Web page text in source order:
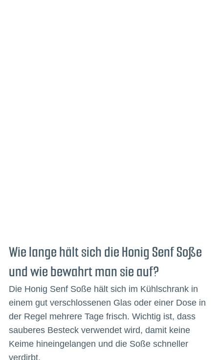
Wie lange hält sich die Honig Senf Soße
und wie bewahrt man sie auf?
Die Honig Senf Soße hält sich im Kühlschrank in
einem gut verschlossenen Glas oder einer Dose in
der Regel mehrere Tage frisch. Wichtig ist, dass
sauberes Besteck verwendet wird, damit keine
Keime hineingelangen und die Soße schneller
verdirbt.